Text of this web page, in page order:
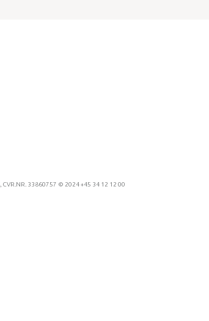
CVR.NR. 33860757 © 2024 +45 34 12 12 00